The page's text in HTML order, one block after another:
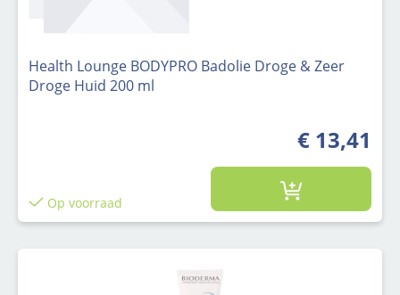
Health Lounge BODYPRO Badolie Droge & Zeer
Droge Huid 200 ml
€ 13,41
Op voorraad